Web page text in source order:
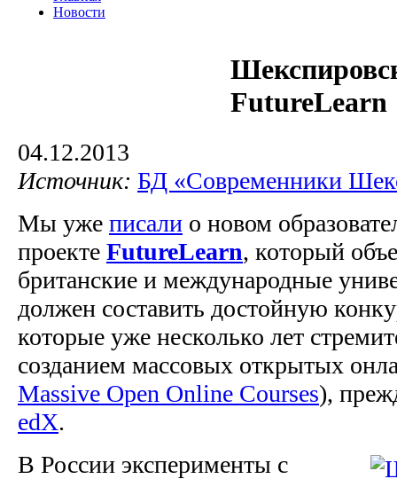
Новости
FutureLearn
04.12.2013
Источник: БД «Современники
Мы уже писали о новом
проекте FutureLearn, который
британские и международные
должен составить достойную
которые уже несколько лет
созданием массовых открытых
Massive Open Online Courses),
edX.
В России эксперименты с